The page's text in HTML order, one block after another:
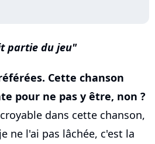
partie du jeu
Cette chanson
pour ne pas y être, non ?
dans cette chanson,
ne l'ai pas lâchée, c'est la